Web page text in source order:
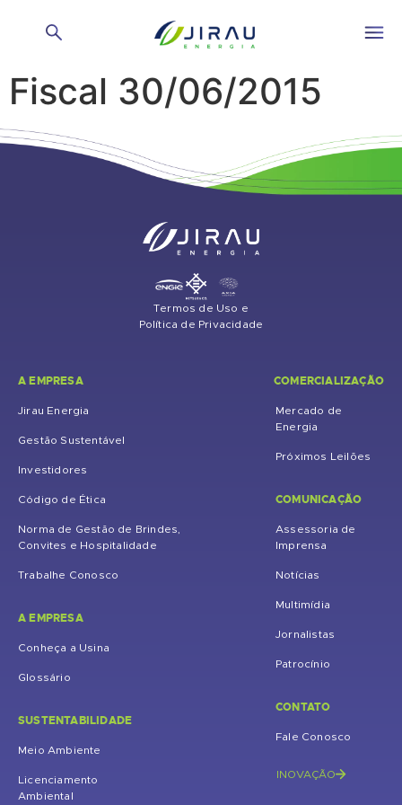
Reunião do Conselho
Fiscal 30/06/2015
Termos de Uso e
Política de Privacidade
A EMPRESA
Jirau Energia
Gestão Sustentável
Investidores
Código de Ética
Norma de Gestão de Brindes,
Convites e Hospitalidade
Trabalhe Conosco
A EMPRESA
Conheça a Usina
Glossário
SUSTENTABILIDADE
Meio Ambiente
Licenciamento
Ambiental
COMERCIALIZAÇÃO
Mercado de
Energia
Próximos Leilões
COMUNICAÇÃO
Assessoria de
Imprensa
Notícias
Multimídia
Jornalistas
Patrocínio
CONTATO
Fale Conosco
INOVAÇÃO